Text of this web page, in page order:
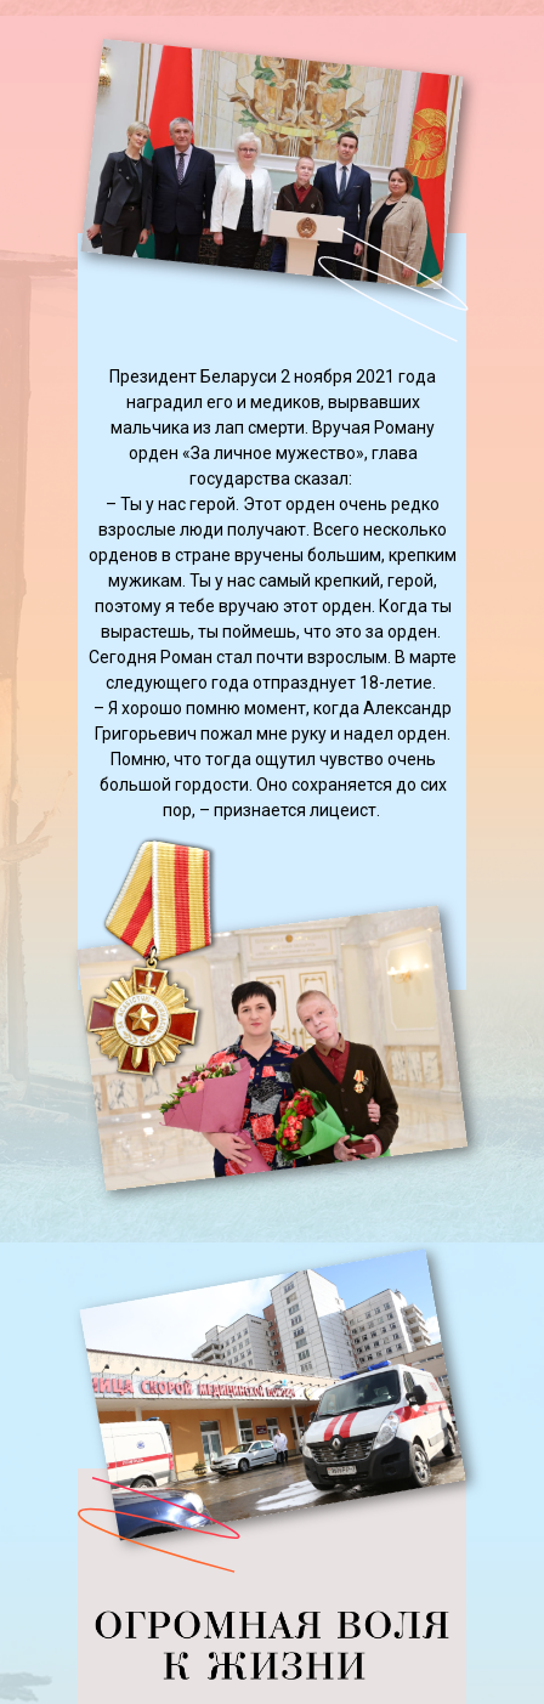
Президент Беларуси 2 ноября 2021 года
наградил его и медиков, вырвавших
мальчика из лап смерти. Вручая Роману
орден «За личное мужество», глава
государства сказал:
– Ты у нас герой. Этот орден очень редко
взрослые люди получают. Всего несколько
орденов в стране вручены большим, крепким
мужикам. Ты у нас самый крепкий, герой,
поэтому я тебе вручаю этот орден. Когда ты
вырастешь, ты поймешь, что это за орден.
Сегодня Роман стал почти взрослым. В марте
следующего года отпразднует 18-летие.
– Я хорошо помню момент, когда Александр
Григорьевич пожал мне руку и надел орден.
Помню, что тогда ощутил чувство очень
большой гордости. Оно сохраняется до сих
пор, – признается лицеист.